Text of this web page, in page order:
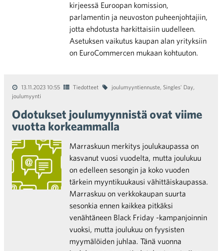
kirjeessä Euroopan komission,
parlamentin ja neuvoston puheenjohtajiin,
jotta ehdotusta harkittaisiin uudelleen.
Asetuksen vaikutus kaupan alan yrityksiin
on EuroCommercen mukaan kohtuuton.
13.11.2023 10:55 Tiedotteet joulumyyntiennuste, Singles' Day,
joulumyynti
Odotukset joulumyynnistä ovat viime
vuotta korkeammalla
Marraskuun merkitys joulukaupassa on
kasvanut vuosi vuodelta, mutta joulukuu
on edelleen sesongin ja koko vuoden
tärkein myyntikuukausi vähittäiskaupassa.
Marraskuu on verkkokaupan suurta
sesonkia ennen kaikkea pitkäksi
venähtäneen Black Friday -kampanjoinnin
vuoksi, mutta joulukuu on fyysisten
myymälöiden juhlaa. Tänä vuonna